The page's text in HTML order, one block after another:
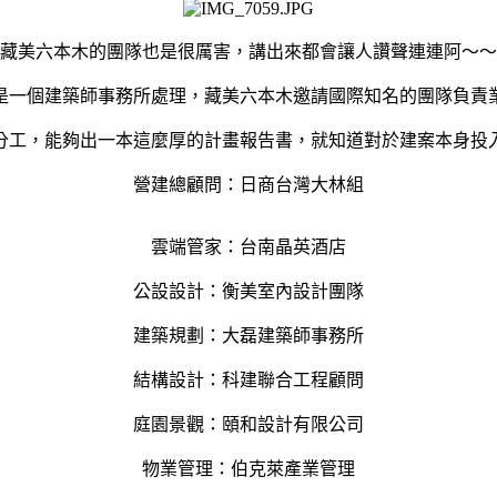
藏美六本木的團隊也是很厲害，講出來都會讓人讚聲連連阿～～
一個建築師事務所處理，藏美六本木邀請國際知名的團隊負責
工，能夠出一本這麼厚的計畫報告書，就知道對於建案本身投
營建總顧問：日商台灣大林組
雲端管家：台南晶英酒店
公設設計：衡美室內設計團隊
建築規劃：大磊建築師事務所
結構設計：科建聯合工程顧問
庭園景觀：頤和設計有限公司
物業管理：伯克萊產業管理